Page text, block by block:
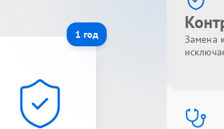
1 год
Замена